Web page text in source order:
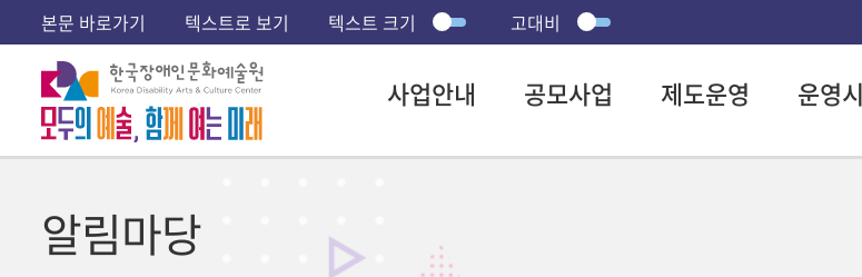
본문 바로가기 텍스트로 보기 텍스트 크기 고대비
사업안내 공모사업 제도운영 운영
알림마당